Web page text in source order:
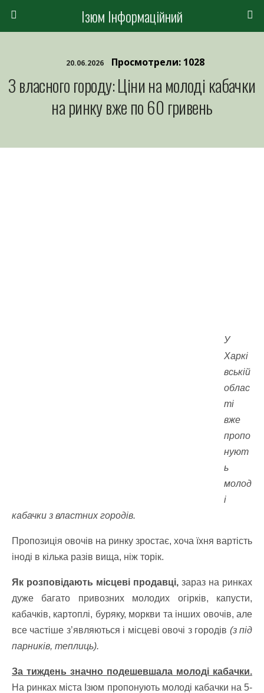
Ізюм Інформаційний
20.06.2026 Просмотрели: 1028
З власного городу: Ціни на молоді кабачки
на ринку вже по 60 гривень
У
Харкі
вській
облас
ті
вже
пропо
нуют
ь
молод
і
кабачки з властних городів.
Пропозиція овочів на ринку зростає, хоча їхня вартість
іноді в кілька разів вища, ніж торік.
Як розповідають місцеві продавці, зараз на ринках
дуже багато привозних молодих огірків, капусти,
кабачків, картоплі, буряку, моркви та інших овочів, але
все частіше з’являються і місцеві овочі з городів (з під
парників, теплиць).
За тиждень значно подешевшала молоді кабачки.
На ринках міста Ізюм пропонують молоді кабачки на 5-